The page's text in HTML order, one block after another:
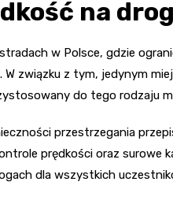
na
w Polsce, gdzie
związku z tym, jedynym
do tego rodzaju
przestrzegania
prędkości oraz surowe
dla wszystkich